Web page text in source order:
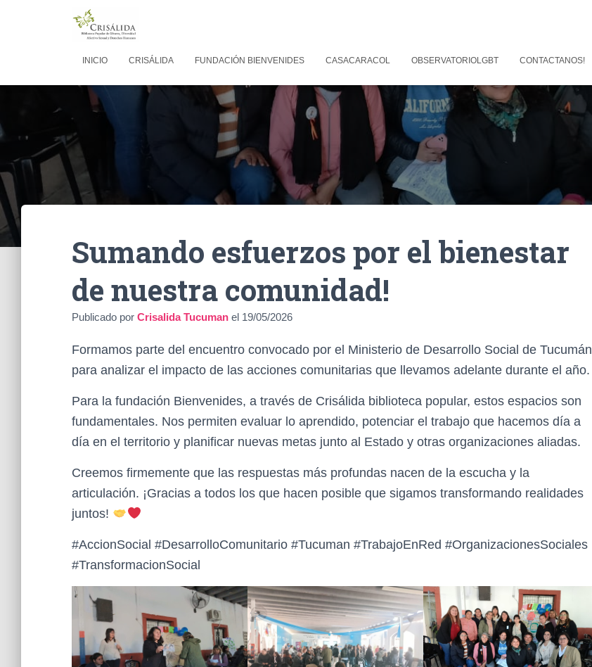
INICIO CRISÁLIDA FUNDACIÓN BIENVENIDES CASACARACOL OBSERVATORIOLGBT CONTACTANOS!
Sumando esfuerzos por el bienestar
de nuestra comunidad!
Publicado por Crisalida Tucuman el 19/05/2026
Formamos parte del encuentro convocado por el Ministerio de Desarrollo Social de Tucumán
para analizar el impacto de las acciones comunitarias que llevamos adelante durante el año.
Para la fundación Bienvenides, a través de Crisálida biblioteca popular, estos espacios son
fundamentales. Nos permiten evaluar lo aprendido, potenciar el trabajo que hacemos día a
día en el territorio y planificar nuevas metas junto al Estado y otras organizaciones aliadas.
Creemos firmemente que las respuestas más profundas nacen de la escucha y la
articulación. ¡Gracias a todos los que hacen posible que sigamos transformando realidades
juntos!
#AccionSocial #DesarrolloComunitario #Tucuman #TrabajoEnRed #OrganizacionesSociales
#TransformacionSocial